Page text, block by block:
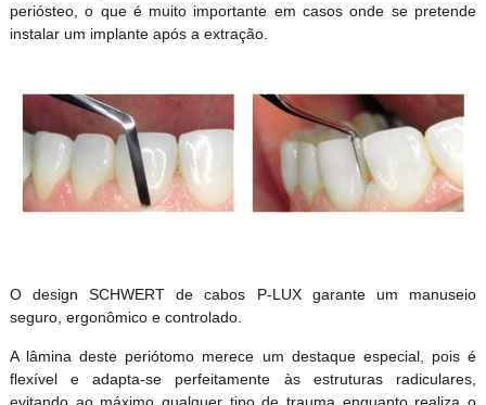
periósteo, o que é muito importante em casos onde se pretende
instalar um implante após a extração.
O design SCHWERT de cabos P-LUX garante um manuseio
seguro, ergonômico e controlado.
A lâmina deste periótomo merece um destaque especial, pois é
flexível e adapta-se perfeitamente às estruturas radiculares,